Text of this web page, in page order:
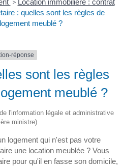
> Location immobilière : contrat
: quelles sont les règles de
meublé ?
réponse
sont les règles
meublé ?
l'information légale et administrative
ministre)
logement qui n'est pas votre
une location meublée ? Vous
pour qu'il en fasse son domicile,